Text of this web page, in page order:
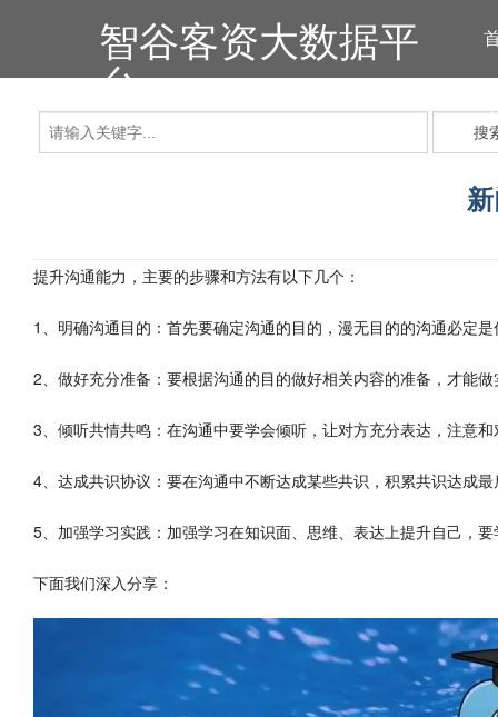
智谷客资大数据平
台
搜
提升沟通能力，主要的步骤和方法有以下几个：
1、明确沟通目的：首先要确定沟通的目的，漫无目的的沟通必定
2、做好充分准备：要根据沟通的目的做好相关内容的准备，才能
3、倾听共情共鸣：在沟通中要学会倾听，让对方充分表达，注意
4、达成共识协议：要在沟通中不断达成某些共识，积累共识达成
5、加强学习实践：加强学习在知识面、思维、表达上提升自己，
下面我们深入分享：